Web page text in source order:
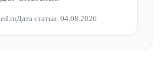
Дата статьи: 04.08.2026